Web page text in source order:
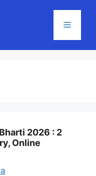
Menu
2026 : 2
Online